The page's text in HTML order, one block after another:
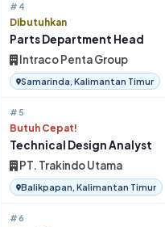
#4
Dibutuhkan
Parts Department Head
Intraco Penta Group
Samarinda, Kalimantan Timur
#5
Butuh Cepat!
Technical Design Analyst
PT. Trakindo Utama
Balikpapan, Kalimantan Timur
#6